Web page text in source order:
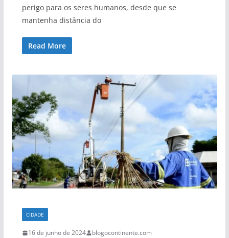
perigo para os seres humanos, desde que se
mantenha distância do
Read More
CIDADE
16 de junho de 2024 blogocontinente.com